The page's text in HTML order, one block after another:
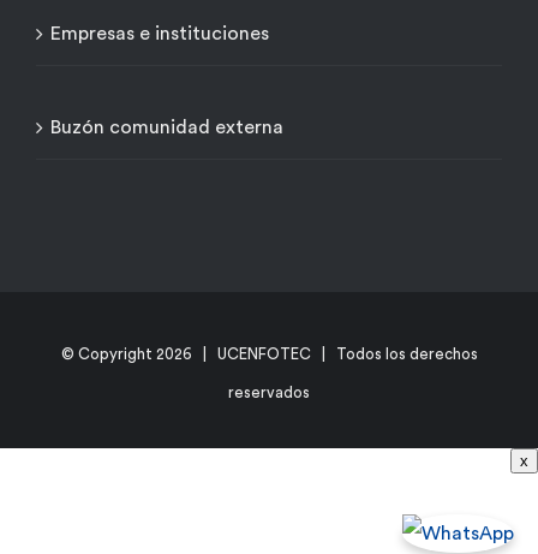
Empresas e instituciones
Buzón comunidad externa
© Copyright 2026 | UCENFOTEC | Todos los derechos
reservados
x